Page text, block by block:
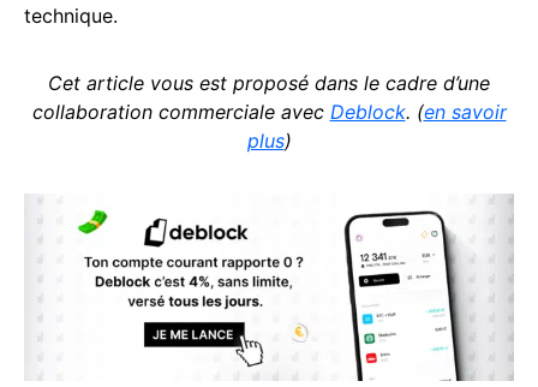
technique.
Cet article vous est proposé dans le cadre d’une
collaboration commerciale avec Deblock. (en savoir
plus)